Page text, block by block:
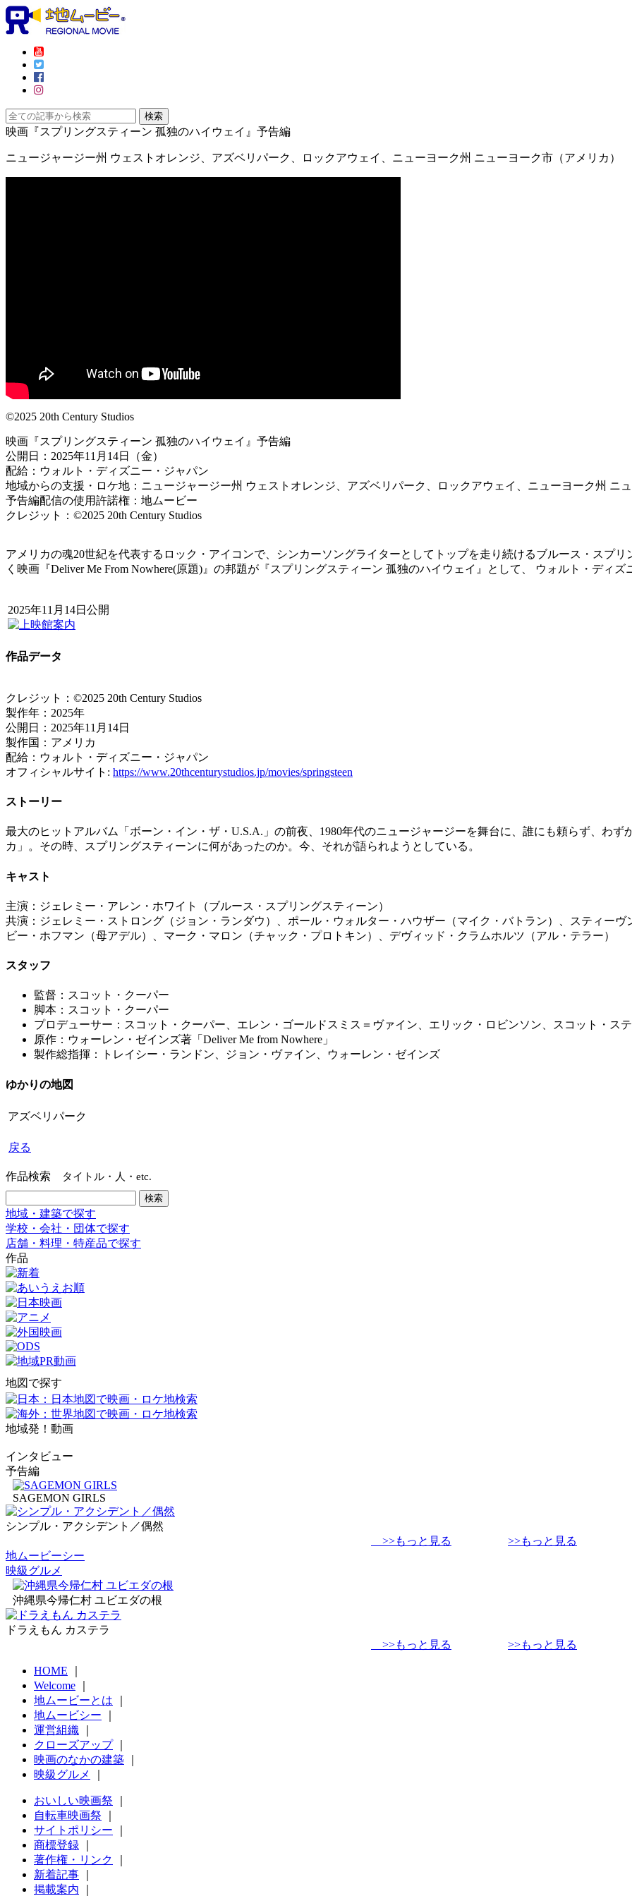
映画『スプリングスティーン 孤独のハイウェイ』予告編
ニュージャージー州 ウェストオレンジ、アズベリパーク、ロックアウェイ、ニューヨーク州 ニューヨーク市（アメリカ）
©2025 20th Century Studios
映画『スプリングスティーン 孤独のハイウェイ』予告編
公開日：2025年11月14日（金）
配給：ウォルト・ディズニー・ジャパン
地域からの支援・ロケ地：ニュージャージー州 ウェストオレンジ、アズベリパーク、ロックアウェイ、ニューヨーク州 ニ
予告編配信の使用許諾権：地ムービー
クレジット：©2025 20th Century Studios
アメリカの魂20世紀を代表するロック・アイコンで、シンカーソングライターとしてトップを走り続けるブルース・スプ
く映画『Deliver Me From Nowhere(原題)』の邦題が『スプリングスティーン 孤独のハイウェイ』として、 ウォルト・ディ
2025年11月14日公開
作品データ
クレジット：©2025 20th Century Studios
製作年：2025年
公開日：2025年11月14日
製作国：アメリカ
配給：ウォルト・ディズニー・ジャパン
オフィシャルサイト: https://www.20thcenturystudios.jp/movies/springsteen
ストーリー
最大のヒットアルバム「ボーン・イン・ザ・U.S.A.」の前夜、1980年代のニュージャージーを舞台に、誰にも頼らず、わ
カ」。その時、スプリングスティーンに何があったのか。今、それが語られようとしている。
キャスト
主演：ジェレミー・アレン・ホワイト（ブルース・スプリングスティーン）
共演：ジェレミー・ストロング（ジョン・ランダウ）、ポール・ウォルター・ハウザー（マイク・バトラン）、スティー
ビー・ホフマン（母アデル）、マーク・マロン（チャック・プロトキン）、デヴィッド・クラムホルツ（アル・テラー）
スタッフ
監督：スコット・クーパー
脚本：スコット・クーパー
プロデューサー：スコット・クーパー、エレン・ゴールドスミス＝ヴァイン、エリック・ロビンソン、スコット・ス
原作：ウォーレン・ゼインズ著「Deliver Me from Nowhere」
製作総指揮：トレイシー・ランドン、ジョン・ヴァイン、ウォーレン・ゼインズ
ゆかりの地図
アズベリパーク
戻る
作品検索 タイトル・人・etc.
地域・建築で探す
学校・会社・団体で探す
店舗・料理・特産品で探す
作品
地図で探す
地域発！動画
インタビュー
予告編
SAGEMON GIRLS
シンプル・アクシデント／偶然
>>もっと見る
>>もっと見る
地ムービーシー
映級グルメ
沖縄県今帰仁村 ユビエダの根
ドラえもん カステラ
>>もっと見る
>>もっと見る
HOME
Welcome
地ムービーとは
地ムービシー
運営組織
クローズアップ｜
映画のなかの建築
映級グルメ
おいしい映画祭
自転車映画祭
サイトポリシー
商標登録
著作権・リンク
新着記事
掲載案内